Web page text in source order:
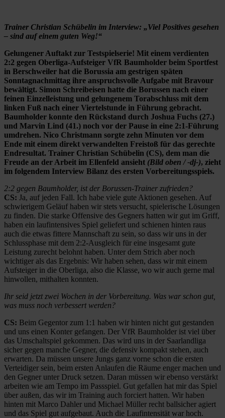
Trainer Christian Schübelin im Interview: „Viel Positives gesehen
– sind auf einem guten Weg!“
Gelungener Auftakt zur Testspielserie! Mit einem verdienten
2:2 gegen Oberliga-Aufsteiger VfR Baumholder beim Sportfest
in Berschweiler hat die Borussia am gestrigen späten
Sonntagnachmittag ihre anspruchsvolle Aufgabe mit Bravour
bewältigt. Simon Schreibeisen hatte die Borussen nach einer
feinen Einzelleistung und gelungenem Torabschluss mit dem
linken Fuß nach einer Viertelstunde in Führung gebracht.
Baumholder konnte den Rückstand durch Joshua Fuchs (27.)
und Marvin Lind (41.) noch vor der Pause in eine 2:1-Führung
umdrehen. Nico Christmann sorgte zehn Minuten vor dem
Ende mit einem direkt verwandelten Freistoß für das gerechte
Endresultat. Trainer Christian Schübelin (CS), dem man die
Freude an der Arbeit im Ellenfeld ansieht (Bild oben / -dj-), zieht
im folgendem Interview Bilanz des ersten Vorbereitungsspiels.
2:2 gegen Baumholder, ist der Borussen-Trainer zufrieden?
CS: Ja, auf jeden Fall. Ich habe viele gute Aktionen gesehen. Auf
schwierigem Geläuf haben wir stets versucht, spielerische Lösungen
zu finden. Die starke Offensive des Gegners hatten wir gut im Griff,
haben ein laufintensives Spiel geliefert und schienen hinten raus
auch die etwas fittere Mannschaft zu sein, so dass wir uns in der
Schlussphase mit dem 2:2-Ausgleich für eine insgesamt gute
Leistung zurecht belohnt haben. Unter dem Strich aber noch
wichtiger als das Ergebnis: Wir haben sehen, dass wir mit einem
Aufsteiger in die Oberliga, also die Klasse, wo wir auch gerne mal
hinwollen, mithalten konnten.
Ihr seid jetzt zwei Wochen in der Vorbereitung. Was war schon gut,
was muss noch verbessert werden?
CS: Beim Gegentor zum 1:1 haben wir hinten nicht gut gestanden
und uns einen Konter gefangen. Der VfR Baumholder ist viel über
das Umschaltspiel gekommen. Das wird uns in der Saarlandliga
sicher gegen manche Gegner, die defensiv kompakt stehen, auch
erwarten. Da müssen unsere Jungs ganz vorne schon die ersten
Verteidiger sein, beim ersten Anlaufen die Räume enger machen und
den Gegner unter Druck setzen. Daran müssen wir ebenso verstärkt
arbeiten wie am Tempo im Passspiel. Gut gefallen hat mir das Spiel
über außen, das wir im Training auch forciert hatten. Wir haben
hinten mit Marco Dahler und Michael Müller recht ballsicher agiert
und das Spiel gut aufgebaut. Auch die Laufintensität war hoch.